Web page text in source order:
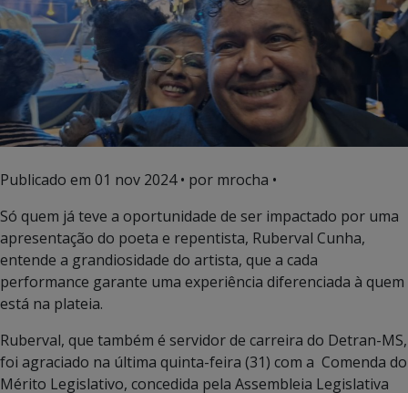
Publicado em 01 nov 2024• por mrocha •
Só quem já teve a oportunidade de ser impactado por uma
apresentação do poeta e repentista, Ruberval Cunha,
entende a grandiosidade do artista, que a cada
performance garante uma experiência diferenciada à quem
está na plateia.
Ruberval, que também é servidor de carreira do Detran-MS,
foi agraciado na última quinta-feira (31) com a Comenda do
Mérito Legislativo, concedida pela Assembleia Legislativa